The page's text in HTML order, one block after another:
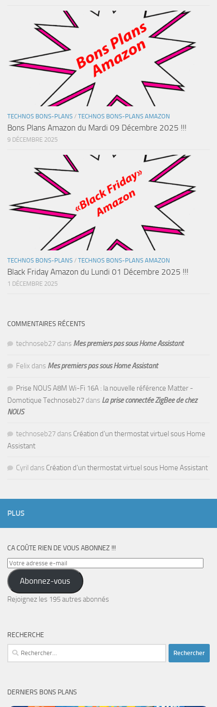
TECHNOS BONS-PLANS / TECHNOS BONS-PLANS AMAZON
Bons Plans Amazon du Mardi 09 Décembre 2025 !!!
9 DÉCEMBRE 2025
TECHNOS BONS-PLANS / TECHNOS BONS-PLANS AMAZON
Black Friday Amazon du Lundi 01 Décembre 2025 !!!
1 DÉCEMBRE 2025
COMMENTAIRES RÉCENTS
technoseb27 dans Mes premiers pas sous Home Assistant
Felix dans Mes premiers pas sous Home Assistant
Prise NOUS A8M Wi-Fi 16A : la nouvelle référence Matter -
Domotique Technoseb27 dans La prise connectée ZigBee de chez
NOUS
technoseb27 dans Création d’un thermostat virtuel sous Home
Assistant
Cyril dans Création d’un thermostat virtuel sous Home Assistant
PLUS
CA COÛTE RIEN DE VOUS ABONNEZ !!!
Votre
adresse
e-
mail
Abonnez-vous
Rejoignez les 195 autres abonnés
RECHERCHE
Rechercher :
DERNIERS BONS PLANS